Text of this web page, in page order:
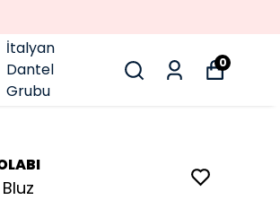
İtalyan
Dantel
Grubu
0